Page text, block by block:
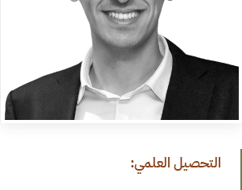
التحصيل العلمي: